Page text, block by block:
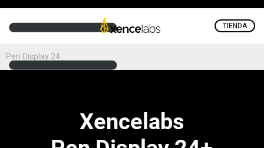
TIENDA
Pen Display 24
Xencelabs